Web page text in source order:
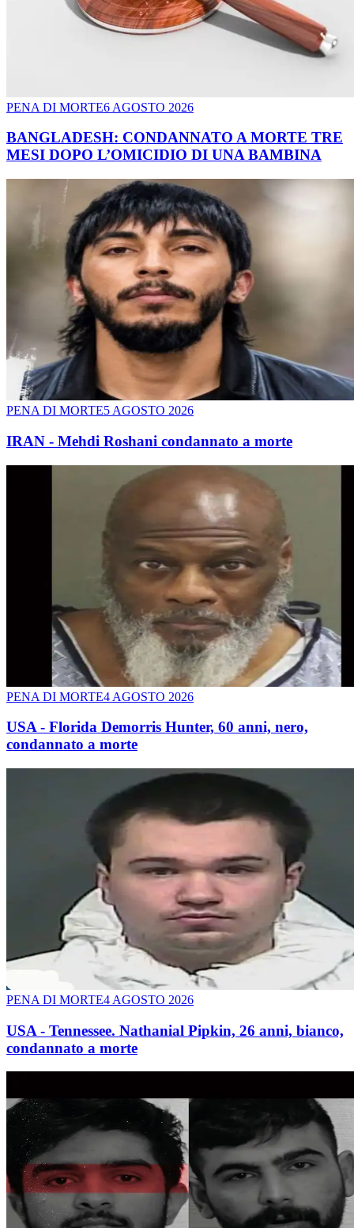
PENA DI MORTE6 AGOSTO 2026
BANGLADESH: CONDANNATO A MORTE TRE
MESI DOPO L’OMICIDIO DI UNA BAMBINA
PENA DI MORTE5 AGOSTO 2026
IRAN - Mehdi Roshani condannato a morte
PENA DI MORTE4 AGOSTO 2026
USA - Florida Demorris Hunter, 60 anni, nero,
condannato a morte
PENA DI MORTE4 AGOSTO 2026
USA - Tennessee. Nathanial Pipkin, 26 anni, bianco,
condannato a morte